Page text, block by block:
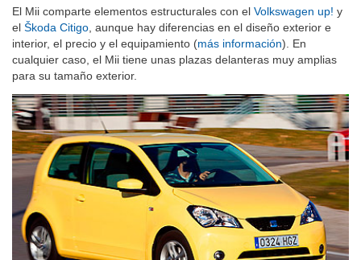
El Mii comparte elementos estructurales con el Volkswagen up! y
el Škoda Citigo , aunque hay diferencias en el diseño exterior e
interior, el precio y el equipamiento (más información). En
cualquier caso, el Mii tiene unas plazas delanteras muy amplias
para su tamaño exterior.